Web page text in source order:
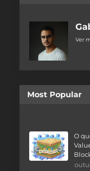
Ver
Most Popular
O